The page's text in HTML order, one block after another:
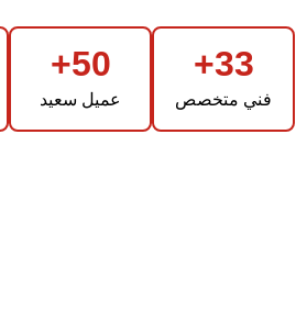
33+
فني متخصص
50+
عميل سعيد